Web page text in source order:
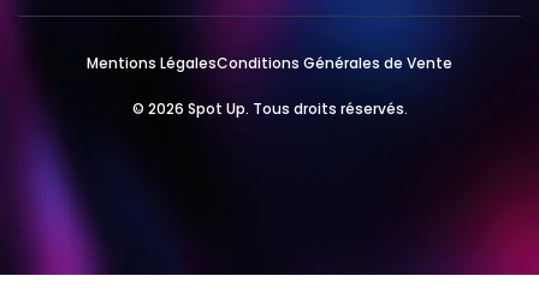
Mentions LégalesConditions Générales de Vente
© 2026 Spot Up. Tous droits réservés.